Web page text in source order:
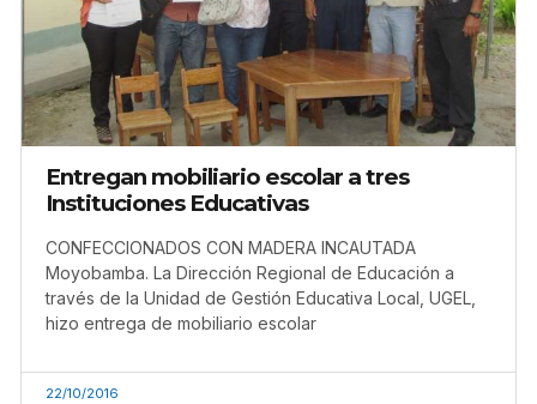
Entregan mobiliario escolar a tres
Instituciones Educativas
CONFECCIONADOS CON MADERA INCAUTADA
Moyobamba. La Dirección Regional de Educación a
través de la Unidad de Gestión Educativa Local, UGEL,
hizo entrega de mobiliario escolar
22/10/2016